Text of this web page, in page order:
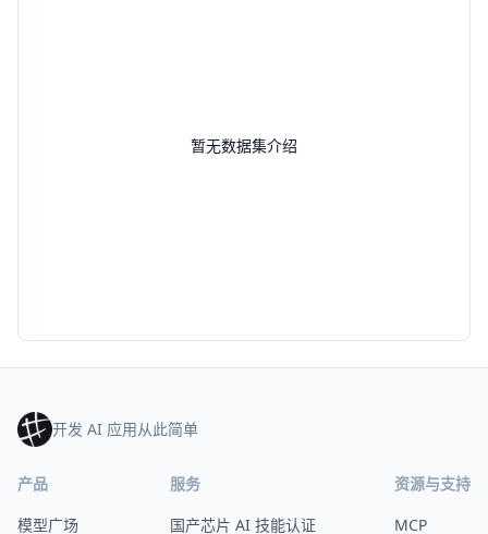
暂无数据集介绍
开发 AI 应用从此简单
产品
模型广场
服务
国产芯片 AI 技能认证
资源与支持
MCP